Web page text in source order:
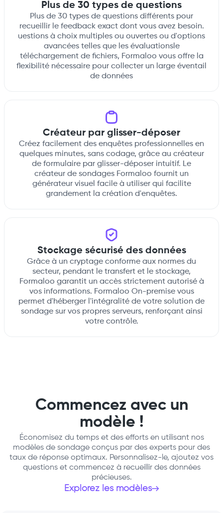
Plus de 30 types de questions
‍Plus de 30 types de questions différents pour
recueillir le feedback exact dont vous avez besoin.
uestions à choix multiples ou ouvertes ou d'options
avancées telles que les évaluationsle
téléchargement de fichiers, Formaloo vous offre la
flexibilité nécessaire pour collecter un large éventail
de données
Créateur par glisser-déposer
Créez facilement des enquêtes professionnelles en
quelques minutes, sans codage, grâce au créateur
de formulaire par glisser-déposer intuitif. Le
créateur de sondages Formaloo fournit un
générateur visuel facile à utiliser qui facilite
grandement la création d'enquêtes.
Stockage sécurisé des données
Grâce à un cryptage conforme aux normes du
secteur, pendant le transfert et le stockage,
Formaloo garantit un accès strictement autorisé à
vos informations. Formaloo On-premise vous
permet d'héberger l'intégralité de votre solution de
sondage sur vos propres serveurs, renforçant ainsi
votre contrôle.
Commencez avec un
modèle !
Économisez du temps et des efforts en utilisant nos
modèles de sondage conçus par des experts pour des
taux de réponse optimaux. Personnalisez-le, ajoutez vos
questions et commencez à recueillir des données
précieuses.
Explorez les modèles